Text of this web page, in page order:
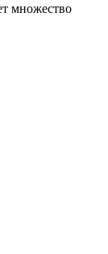
множество